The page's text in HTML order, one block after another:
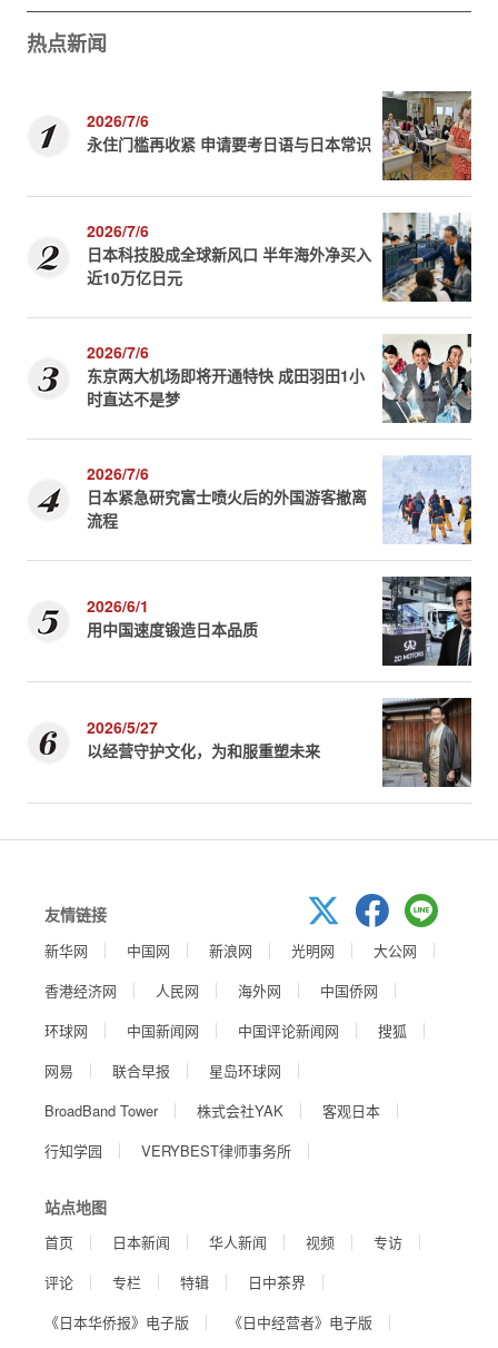
热点新闻
2026/7/6
永住门槛再收紧 申请要考日语与日本常识
2026/7/6
日本科技股成全球新风口 半年海外净买入
近10万亿日元
2026/7/6
东京两大机场即将开通特快 成田羽田1小
时直达不是梦
2026/7/6
日本紧急研究富士喷火后的外国游客撤离
流程
2026/6/1
用中国速度锻造日本品质
2026/5/27
以经营守护文化，为和服重塑未来
友情链接
新华网 中国网 新浪网 光明网
大公网
香港经济网
人民网 海外网
中国侨网
环球网
中国新闻网 中国评论新闻网
搜狐
网易
联合早报
星岛环球网
BroadBand Tower
株式会社YAK
客观日本
行知学园
VERYBEST律师事务所
站点地图
首页 日本新闻 华人新闻 视频
专访
评论
专栏 特辑
日中茶界
《日本华侨报》电子版
《日中经营者》电子版